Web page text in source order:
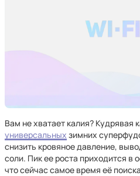
Вам не хватает калия? Кудрявая
универсальных зимних
снизить кровяное давление,
соли. Пик ее роста приходится в
что сейчас самое время её